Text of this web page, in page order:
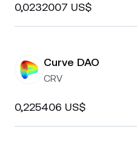
0,0232007 US$
Curve DAO
CRV
0,225406 US$